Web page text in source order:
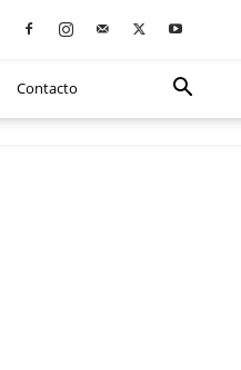
Contacto